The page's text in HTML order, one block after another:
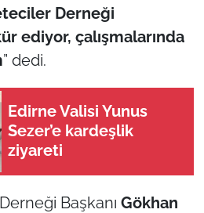
Derneği
ediyor, çalışmalarında
” dedi.
Edirne Valisi Yunus
Sezer’e kardeşlik
ziyareti
Başkanı Gökhan